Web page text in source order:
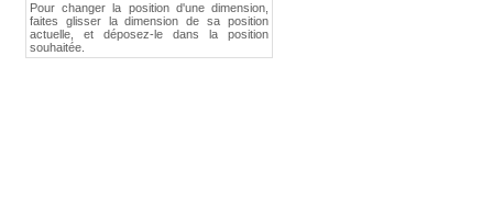
Pour changer la position d'une dimension,
faites glisser la dimension de sa position
actuelle, et déposez-le dans la position
souhaitée.